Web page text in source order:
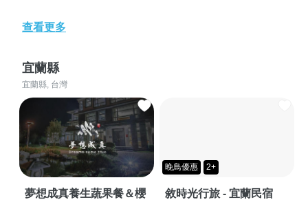
查看更多
宜蘭縣
宜蘭縣, 台灣
夢想成真養生蔬果餐＆櫻
晚鳥優惠 2+
敘時光行旅 - 宜蘭民宿